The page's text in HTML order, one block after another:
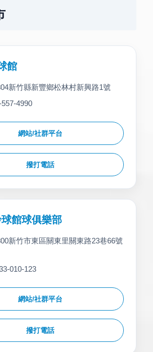
館
新竹縣新豐鄉松林村新興路1號
4990
網站/社群平台
撥打電話
館球俱樂部
新竹市東區關東里關東路23巷66號
010-123
網站/社群平台
撥打電話